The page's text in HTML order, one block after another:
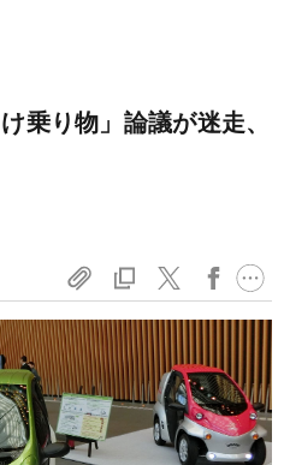
乗り物」論議が迷走、